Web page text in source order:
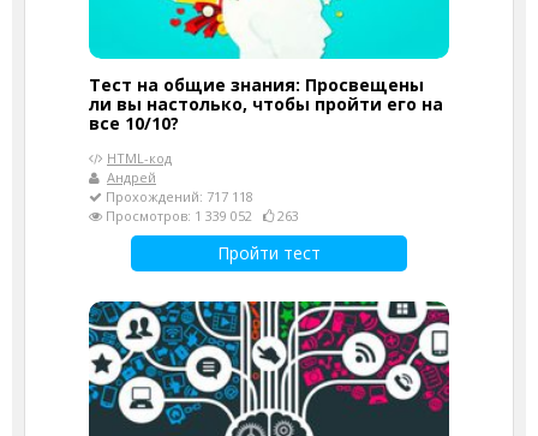
Тест на общие знания: Просвещены
ли вы настолько, чтобы пройти его на
все 10/10?
HTML-код
Андрей
Прохождений: 717 118
Просмотров: 1 339 052
263
Пройти тест